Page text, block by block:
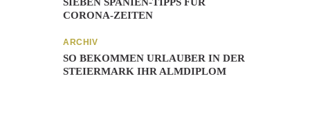
CORONA-ZEITEN
ARCHIV
SO BEKOMMEN URLAUBER IN DER
STEIERMARK IHR ALMDIPLOM